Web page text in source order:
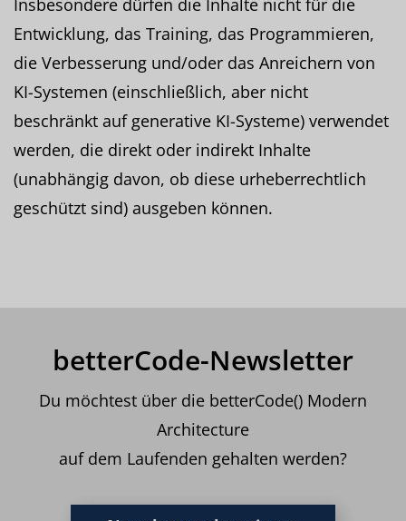
Insbesondere dürfen die Inhalte nicht für die
Entwicklung, das Training, das Programmieren,
die Verbesserung und/oder das Anreichern von
KI-Systemen (einschließlich, aber nicht
beschränkt auf generative KI-Systeme) verwendet
werden, die direkt oder indirekt Inhalte
(unabhängig davon, ob diese urheberrechtlich
geschützt sind) ausgeben können.
betterCode-Newsletter
Du möchtest über die betterCode() Modern
Architecture
auf dem Laufenden gehalten werden?